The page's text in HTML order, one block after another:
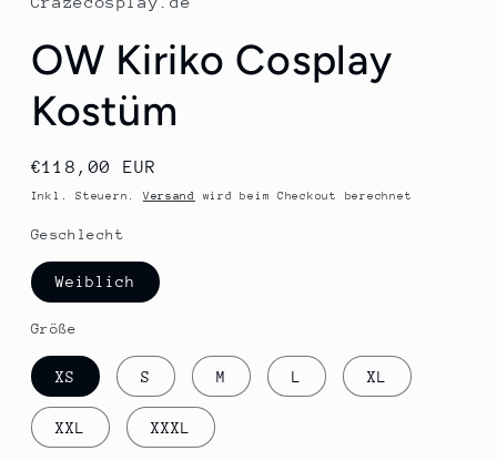
OW Kiriko Cosplay
Kostüm
Normaler
Preis
€118,00 EUR
Inkl. Steuern.Versand wird beim Checkout berechnet
Geschlecht
Weiblich
Größe
XS S M L XL
XXL XXXL